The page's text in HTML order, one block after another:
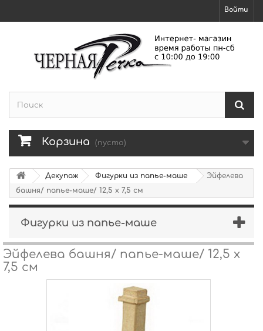
Войти
Корзина (пусто)
Декупаж Фигурки из папье-маше
Эйфелева
башня/ папье-маше/ 12,5 х 7,5 см
Фигурки из папье-маше
Эйфелева башня/ папье-маше/ 12,5 х
7,5 см